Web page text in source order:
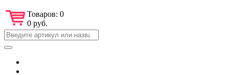
Товаров: 0
0 руб.